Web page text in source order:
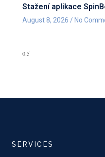
Stažení aplikace
August 8, 2026 No
SERVICES